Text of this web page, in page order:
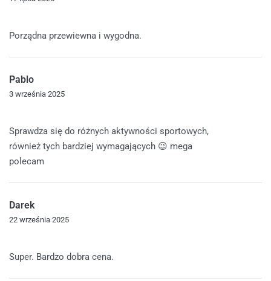
Porządna przewiewna i wygodna.
Pablo
3 września 2025
Sprawdza się do różnych aktywności sportowych,
również tych bardziej wymagających 😉 mega
polecam
Darek
22 września 2025
Super. Bardzo dobra cena.